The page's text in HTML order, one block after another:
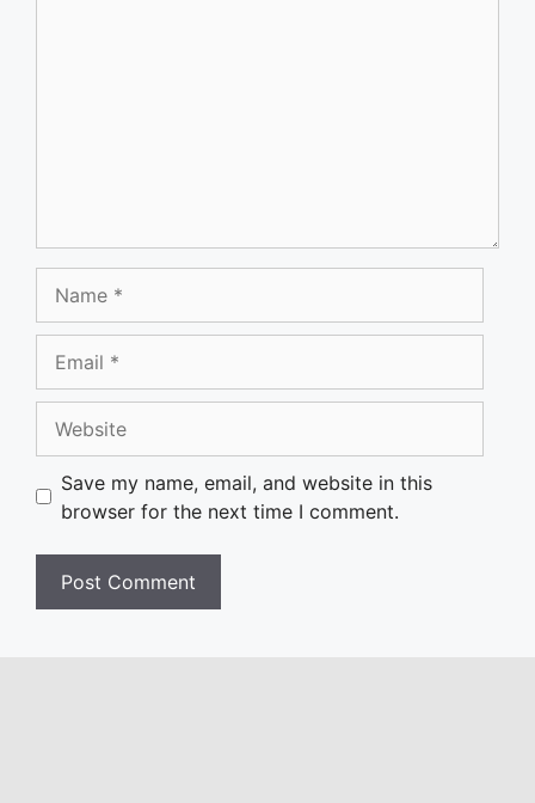
Save my name, email, and website in this
browser for the next time I comment.